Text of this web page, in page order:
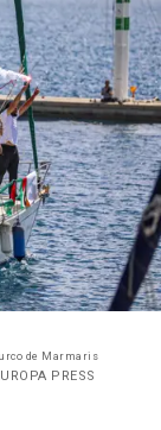
de Marmaris
PRESS